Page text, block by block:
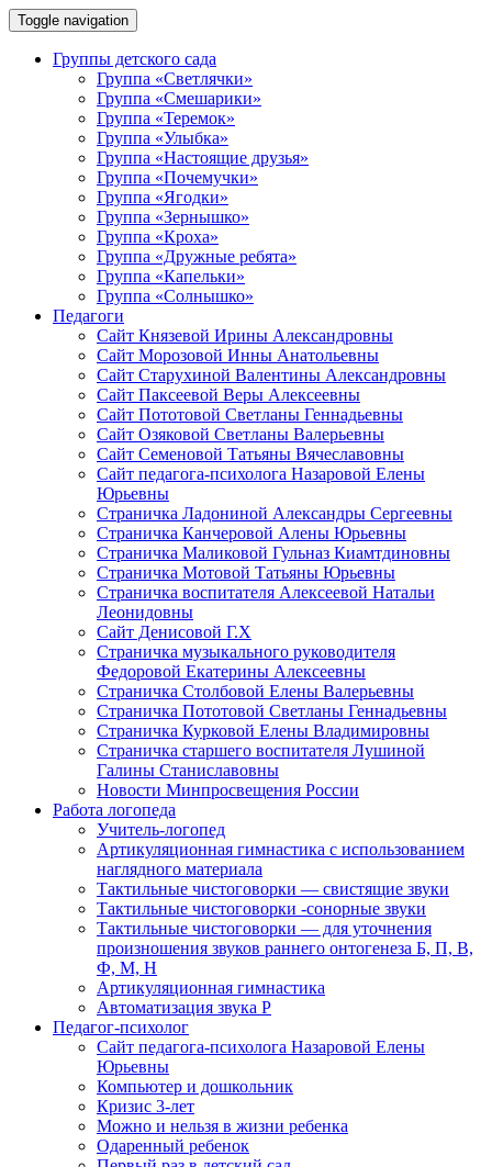
Toggle navigation
Группы детского сада
Группа «Светлячки»
Группа «Смешарики»
Группа «Теремок»
Группа «Улыбка»
Группа «Настоящие друзья»
Группа «Почемучки»
Группа «Ягодки»
Группа «Зернышко»
Группа «Кроха»
Группа «Дружные ребята»
Группа «Капельки»
Группа «Солнышко»
Педагоги
Сайт Князевой Ирины Александровны
Сайт Морозовой Инны Анатольевны
Сайт Старухиной Валентины Александровны
Сайт Паксеевой Веры Алексеевны
Сайт Пототовой Светланы Геннадьевны
Сайт Озяковой Светланы Валерьевны
Сайт Семеновой Татьяны Вячеславовны
Сайт педагога-психолога Назаровой Елены
Юрьевны
Страничка Ладониной Александры Сергеевны
Страничка Канчеровой Алены Юрьевны
Страничка Маликовой Гульназ Киамтдиновны
Страничка Мотовой Татьяны Юрьевны
Cтраничка воспитателя Алексеевой Натальи
Леонидовны
Сайт Денисовой Г.Х
Страничка музыкального руководителя
Федоровой Екатерины Алексеевны
Страничка Столбовой Елены Валерьевны
Страничка Пототовой Светланы Геннадьевны
Страничка Курковой Елены Владимировны
Страничка старшего воспитателя Лушиной
Галины Станиславовны
Новости Минпросвещения России
Работа логопеда
Учитель-логопед
Артикуляционная гимнастика с использованием
наглядного материала
Тактильные чистоговорки — свистящие звуки
Тактильные чистоговорки -сонорные звуки
Тактильные чистоговорки — для уточнения
произношения звуков раннего онтогенеза Б, П, В,
Ф, М, Н
Артикуляционная гимнастика
Автоматизация звука Р
Педагог-психолог
Сайт педагога-психолога Назаровой Елены
Юрьевны
Компьютер и дошкольник
Кризис 3-лет
Можно и нельзя в жизни ребенка
Одаренный ребенок